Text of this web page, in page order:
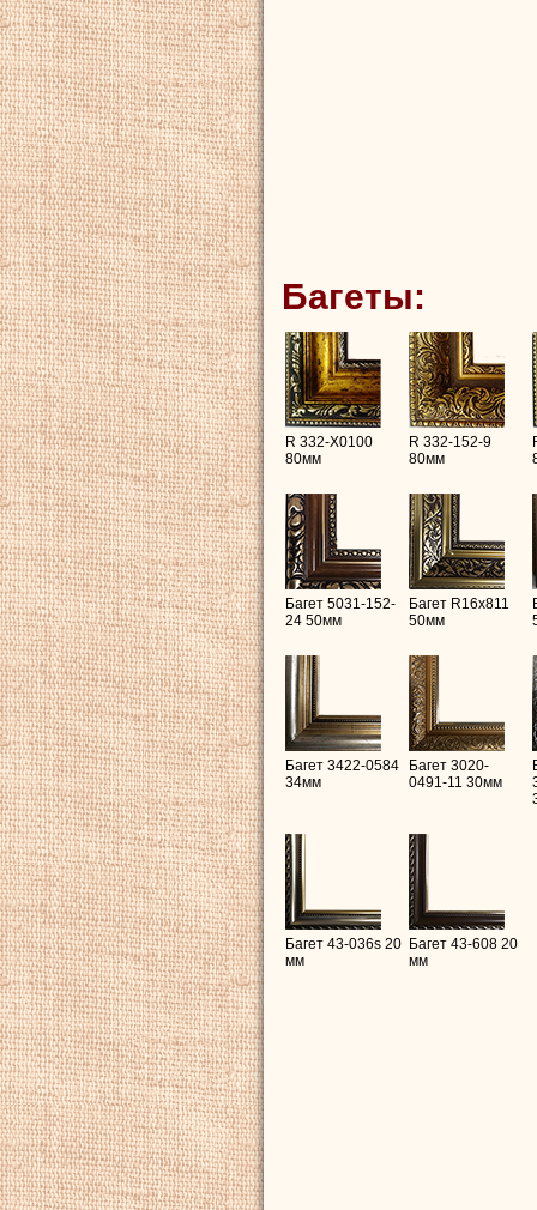
Багеты:
R 332-X0100
80мм
R 332-152-9
80мм
Багет 5031-152-
24 50мм
Багет R16х811
50мм
Багет 3422-0584
34мм
Багет 3020-
0491-11 30мм
Багет 43-036s 20
мм
Багет 43-608 20
мм